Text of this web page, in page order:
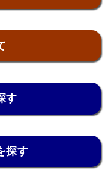
す
探す